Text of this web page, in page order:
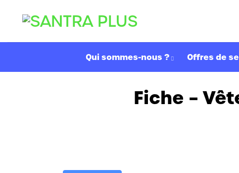
Qui sommes-nous ? Offres de
Fiche –